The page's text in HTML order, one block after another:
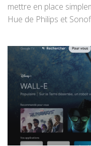
mettre en place
Hue de Philips et